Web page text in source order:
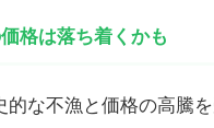
格は落ち着くかも
的な不漁と価格の高騰